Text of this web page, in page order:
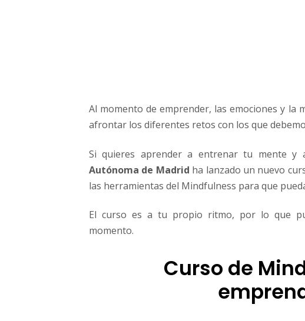
s
a
a
n
M
n
d
Al momento de emprender, las emociones y la
afrontar los diferentes retos con los que
Si quieres aprender a entrenar tu mente y
Autónoma de Madrid ha lanzado un nuevo
las herramientas del Mindfulness para que
El curso es a tu propio ritmo, por lo que
momento.
Curso de